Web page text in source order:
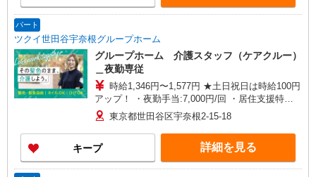
パート
ツクイ世田谷宇奈根グループホーム
グループホーム 介護スタッフ（ケアクルー）
＿夜勤専従
時給1,346円〜1,577円 ★土日祝日は時給100円
アップ！ ・夜勤手当:7,000円/回 ・居住支援特別
手当:120円/時間含む ※給与幅は資格・経験等によ
る
東京都世田谷区宇奈根2-15-18
キープ 詳細を見る